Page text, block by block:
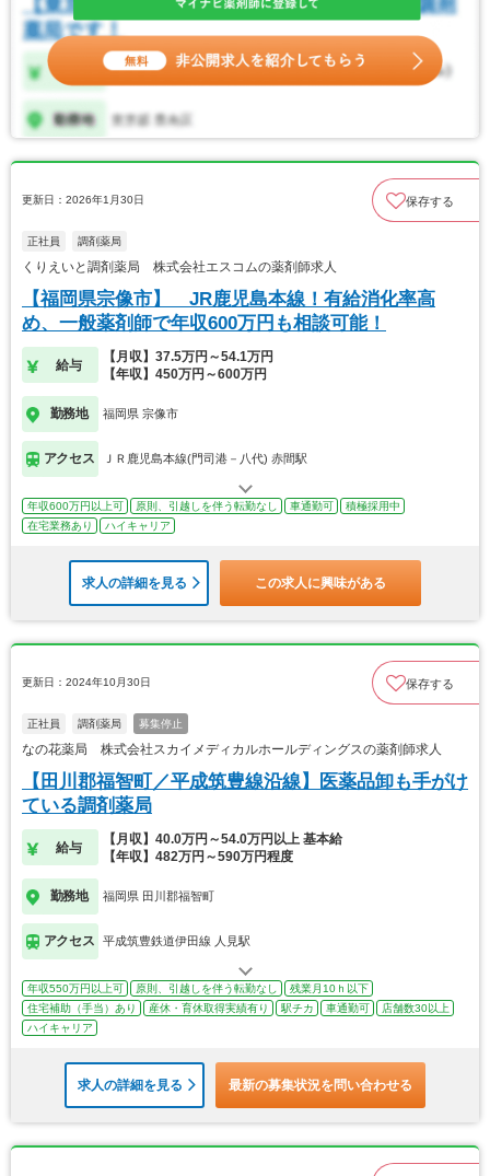
更新日：2026年1月30日 保存する
正社員 調剤薬局
くりえいと調剤薬局 株式会社エスコムの薬剤師求人
【福岡県宗像市】 JR鹿児島本線！有給消化率高
め、一般薬剤師で年収600万円も相談可能！
給与
【月収】37.5万円～54.1万円
【年収】450万円～600万円
勤務地 福岡県 宗像市
アクセス ＪＲ鹿児島本線(門司港－八代) 赤間駅
年収600万円以上可 原則、引越しを伴う転勤なし 車通勤可
積極採用中
在宅業務あり
ハイキャリア
求人の詳細を見る この求人に興味がある
更新日：2024年10月30日 保存する
正社員 調剤薬局 募集停止
なの花薬局 株式会社スカイメディカルホールディングスの薬剤師求人
【田川郡福智町／平成筑豊線沿線】医薬品卸も手がけ
ている調剤薬局
給与
【月収】40.0万円～54.0万円以上 基本給
【年収】482万円～590万円程度
勤務地 福岡県 田川郡福智町
アクセス 平成筑豊鉄道伊田線 人見駅
年収550万円以上可 原則、引越しを伴う転勤なし
残業月10ｈ以下
住宅補助（手当）あり
産休・育休取得実績有り 駅チカ 車通勤可
店舗数30以上
ハイキャリア
求人の詳細を見る 最新の募集状況を問い合わせる